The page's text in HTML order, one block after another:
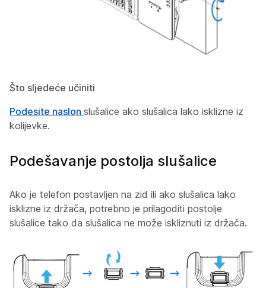
Što sljedeće učiniti
Podesite naslon slušalice ako slušalica lako isklizne iz
kolijevke.
Podešavanje postolja slušalice
Ako je telefon postavljen na zid ili ako slušalica lako
isklizne iz držača, potrebno je prilagoditi postolje
slušalice tako da slušalica ne može iskliznuti iz držača.